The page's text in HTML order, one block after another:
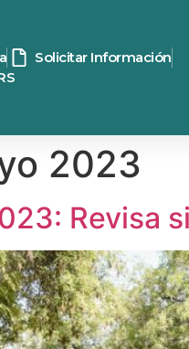
Solicitar Información
2023
Revisa